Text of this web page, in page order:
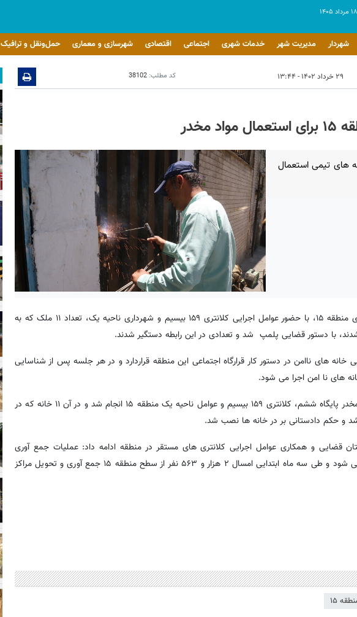
شهردار مدیریت شهر خدمات شهری اجتماعی اقتصادی شهرسازی و معماری حمل‌ونقل و ترافیک
۲۹ خرداد ۱۴۰۲ - ۱۳:۴۴ کد مطلب: 38102
های تیمی استعمال
به نقل از روابط عمومی شهرداری منطقه ۱۵، با حضور عوامل اجرایی کلانتری ۱۵۹ بیسیم و شهرداری ناحیه یک، تعداد ۱۱ ملک که به
با دستور قضایی پلمپ شد و تعدادی در این رابطه دستگیر شدند.
گفت: شناسایی خانه های ناامن در دستور کار قرارگاه اجتماعی این منطقه قراردارد و در هر جلسه پس از شناسایی
های نا امن اجرا می شود.
به گفته وی؛ این عملیات با حضور پلیس مواد مخدر پایگاه ششم، کلانتری ۱۵۹ بیسیم و عوامل ناحیه یک منطقه ۱۵ انجام شد و در آن ۱۱ خانه که در
و حکم دادستانی بر در خانه ها نصب شد.
قضایی و همکاری عوامل اجرایی کلانتری های مستقر در منطقه ادامه داد: عملیات جمع آوری
معتادان متجاهر مستمر با همکاری آنها انجام می شود و طی سه ماه ابتدایی امسال ۲ هزار و ۵۶۳ نفر از سطح منطقه ۱۵ جمع آوری و تحویل مراکز
۱۵